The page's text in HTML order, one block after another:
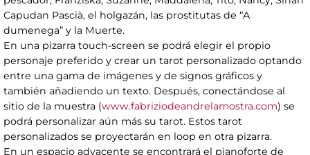
Capudan Pascià, el holgazán, las prostitutas de “A
dumenega” y la Muerte.
En una pizarra touch-screen se podrá elegir el propio
personaje preferido y crear un tarot personalizado optando
entre una gama de imágenes y de signos gráficos y
también añadiendo un texto. Después, conectándose al
sitio de la muestra (www.fabriziodeandrelamostra.com) se
podrá personalizar aún más su tarot. Estos tarot
personalizados se proyectarán en loop en otra pizarra.
En un espacio adyacente se encontrará el pianoforte de